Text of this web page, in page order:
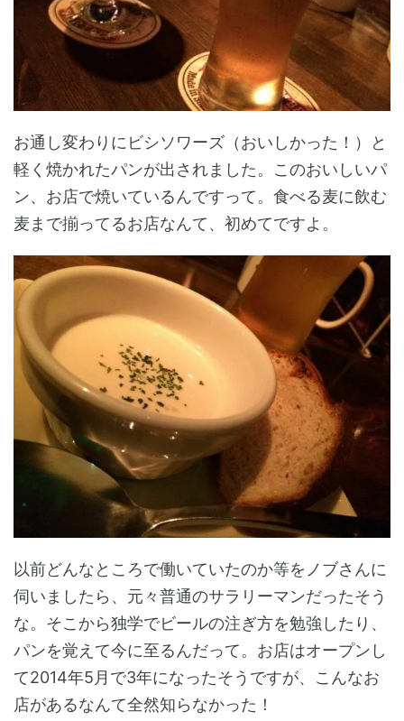
お通し変わりにビシソワーズ（おいしかった！）と
軽く焼かれたパンが出されました。このおいしいパ
ン、お店で焼いているんですって。食べる麦に飲む
麦まで揃ってるお店なんて、初めてですよ。
以前どんなところで働いていたのか等をノブさんに
伺いましたら、元々普通のサラリーマンだったそう
な。そこから独学でビールの注ぎ方を勉強したり、
パンを覚えて今に至るんだって。お店はオープンし
て2014年5月で3年になったそうですが、こんなお
店があるなんて全然知らなかった！